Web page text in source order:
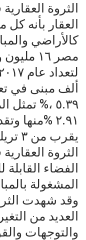
الثروة
العقار بأنه كل
كالأراضي
٥.٣٩ ،%
٢.٩١ %منها
الثروة
الفضاء القابلة
المشغولة
وقد شهدت
العديد من
والتوجهات